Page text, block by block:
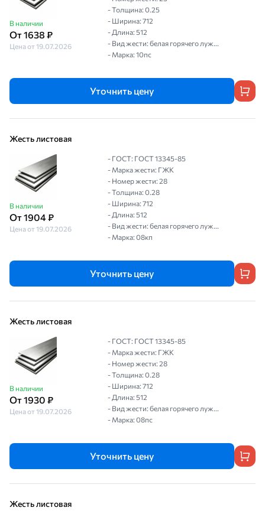
В наличии
От 1638 ₽
Цена от 19.07.2026
- Толщина: 0.25
- Ширина: 712
- Длина: 512
- Вид жести: белая горячего луж...
- Марка: 10пс
Уточнить цену
Жесть листовая
В наличии
От 1904 ₽
Цена от 19.07.2026
- ГОСТ: ГОСТ 13345-85
- Марка жести: ГЖК
- Номер жести: 28
- Толщина: 0.28
- Ширина: 712
- Длина: 512
- Вид жести: белая горячего луж...
- Марка: 08кп
Уточнить цену
Жесть листовая
В наличии
От 1930 ₽
Цена от 19.07.2026
- ГОСТ: ГОСТ 13345-85
- Марка жести: ГЖК
- Номер жести: 28
- Толщина: 0.28
- Ширина: 712
- Длина: 512
- Вид жести: белая горячего луж...
- Марка: 08пс
Уточнить цену
Жесть листовая